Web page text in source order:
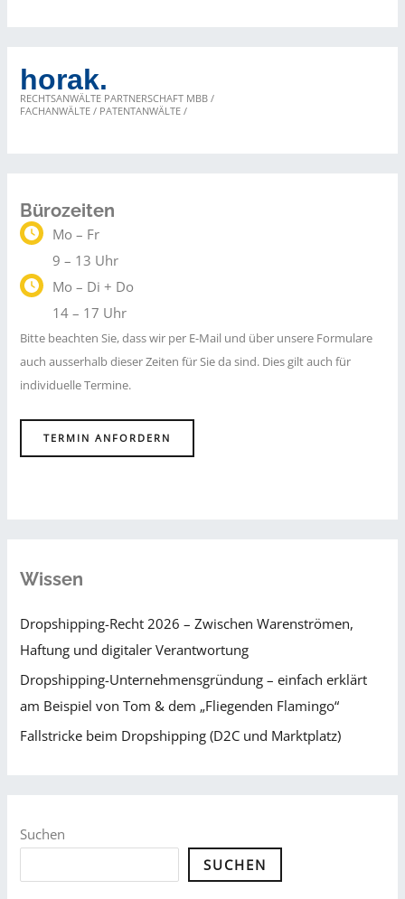
und
Marktplatz)
horak.
RECHTSANWÄLTE PARTNERSCHAFT MBB /
FACHANWÄLTE / PATENTANWÄLTE /
Bürozeiten
Mo – Fr
9 – 13 Uhr
Mo – Di + Do
14 – 17 Uhr
Bitte beachten Sie, dass wir per E-Mail und über unsere Formulare
auch ausserhalb dieser Zeiten für Sie da sind. Dies gilt auch für
individuelle Termine.
TERMIN ANFORDERN
Wissen
Dropshipping-Recht 2026 – Zwischen Warenströmen,
Haftung und digitaler Verantwortung
Dropshipping-Unternehmensgründung – einfach erklärt
am Beispiel von Tom & dem „Fliegenden Flamingo“
Fallstricke beim Dropshipping (D2C und Marktplatz)
Suchen
SUCHEN